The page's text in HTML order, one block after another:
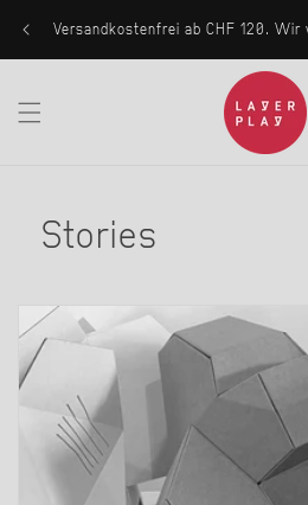
zum
Versandkostenfrei ab CHF 120. Wir
Stories